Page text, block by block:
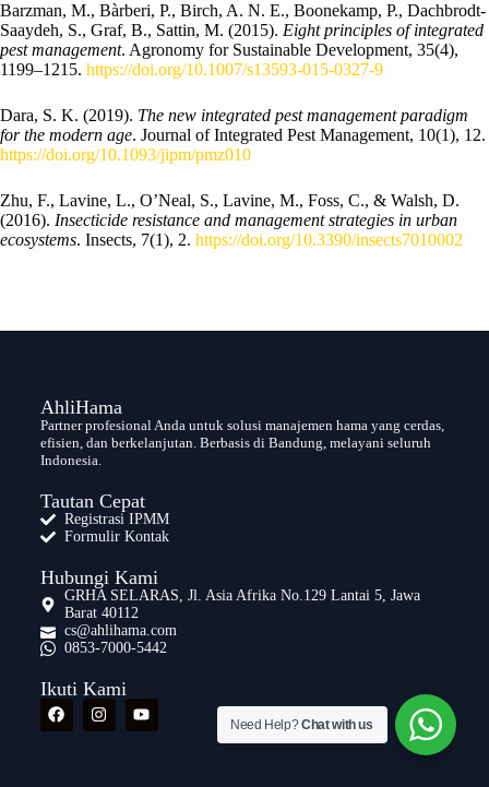
Barzman, M., Bàrberi, P., Birch, A. N. E., Boonekamp, P., Dachbrodt-
Saaydeh, S., Graf, B., Sattin, M. (2015). Eight principles of integrated
pest management. Agronomy for Sustainable Development, 35(4),
1199–1215. https://doi.org/10.1007/s13593-015-0327-9
Dara, S. K. (2019). The new integrated pest management paradigm
for the modern age. Journal of Integrated Pest Management, 10(1), 12.
https://doi.org/10.1093/jipm/pmz010
Zhu, F., Lavine, L., O’Neal, S., Lavine, M., Foss, C., & Walsh, D.
(2016). Insecticide resistance and management strategies in urban
ecosystems. Insects, 7(1), 2. https://doi.org/10.3390/insects7010002
AhliHama
Partner profesional Anda untuk solusi manajemen hama yang cerdas,
efisien, dan berkelanjutan. Berbasis di Bandung, melayani seluruh
Indonesia.
Tautan Cepat
Registrasi IPMM
Formulir Kontak
Hubungi Kami
GRHA SELARAS, Jl. Asia Afrika No.129 Lantai 5, Jawa
Barat 40112
cs@ahlihama.com
0853-7000-5442
Ikuti Kami
Need Help?Chat with us